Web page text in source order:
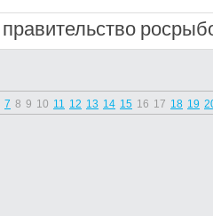
правительство
7 8 9 10 11 12 13 14 15 16 17 18 19